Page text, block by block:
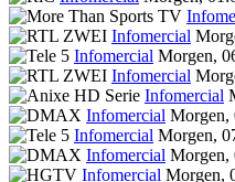
Infomercial
Infomercial Morgen,
Infomercial
Infomercial
Infomercial Morgen,
Infomercial Morgen,
Infomercial Morgen,
Infomercial Morgen,